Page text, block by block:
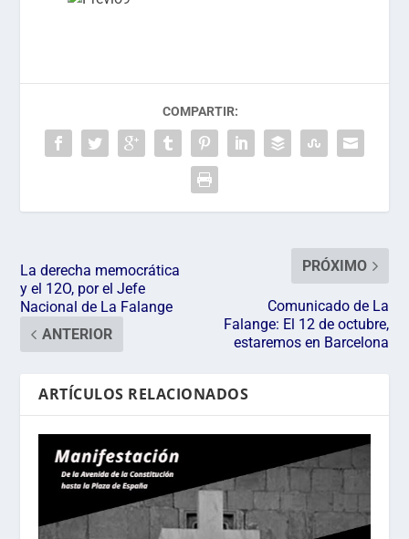
COMPARTIR:
La derecha memocrática
y el 12O, por el Jefe
Nacional de La Falange
ANTERIOR
PRÓXIMO
Comunicado de La
Falange: El 12 de octubre,
estaremos en Barcelona
ARTÍCULOS RELACIONADOS